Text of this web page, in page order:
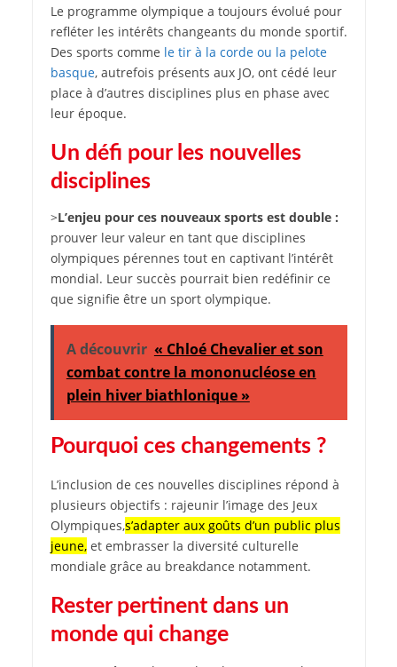
Le programme olympique a toujours évolué pour
refléter les intérêts changeants du monde sportif.
Des sports comme le tir à la corde ou la pelote
basque, autrefois présents aux JO, ont cédé leur
place à d’autres disciplines plus en phase avec
leur époque.
Un défi pour les nouvelles
disciplines
>L’enjeu pour ces nouveaux sports est double :
prouver leur valeur en tant que disciplines
olympiques pérennes tout en captivant l’intérêt
mondial. Leur succès pourrait bien redéfinir ce
que signifie être un sport olympique.
A découvrir « Chloé Chevalier et son
combat contre la mononucléose en
plein hiver biathlonique »
Pourquoi ces changements ?
L’inclusion de ces nouvelles disciplines répond à
plusieurs objectifs : rajeunir l’image des Jeux
Olympiques,s’adapter aux goûts d’un public plus
jeune,et embrasser la diversité culturelle
mondiale grâce au breakdance notamment.
Rester pertinent dans un
monde qui change